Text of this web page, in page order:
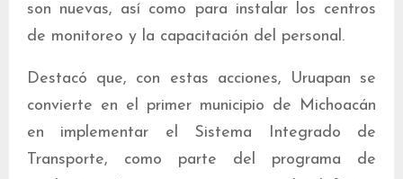
son nuevas, así como para instalar los centros
de monitoreo y la capacitación del personal.
Destacó que, con estas acciones, Uruapan se
convierte en el primer municipio de Michoacán
en implementar el Sistema Integrado de
Transporte, como parte del programa de